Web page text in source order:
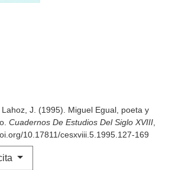
Lahoz, J. (1995). Miguel Egual, poeta y
Cuadernos De Estudios Del Siglo XVIII
10.17811/cesxviii.5.1995.127-169